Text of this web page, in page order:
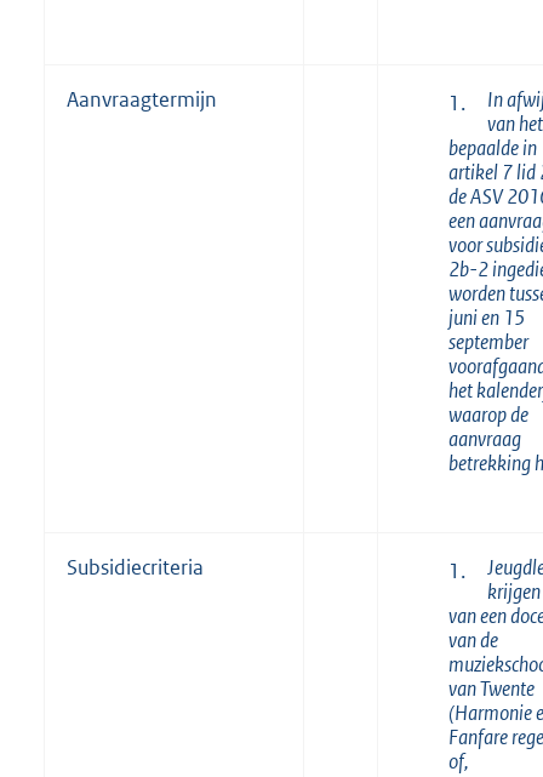
Aanvraagtermijn 1.
In
van het
bepaalde in
artikel 7 lid
de ASV
een
voor
2b-2
worden
juni en 15
september
het
waarop de
aanvraag
betrekking
Subsidiecriteria 1.
krijgen
van een
van de
van Twente
(Harmonie
Fanfare
of,